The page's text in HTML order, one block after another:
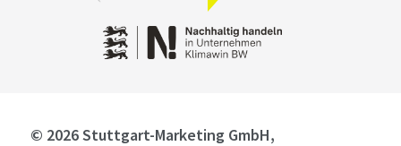
© 2026 Stuttgart-Marketing GmbH,